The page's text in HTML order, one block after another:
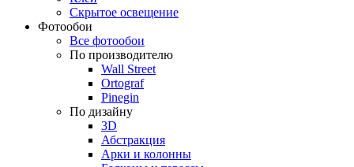
Скрытое освещение
Фотообои
Все фотообои
По производителю
Wall Street
Ortograf
Pinegin
По дизайну
3D
Абстракция
Арки и колонны